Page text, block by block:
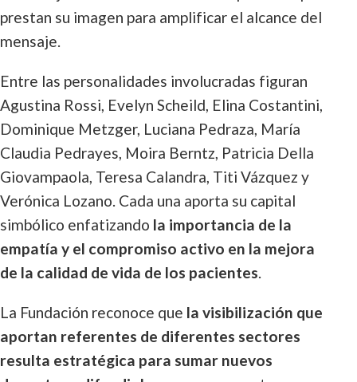
prestan su imagen para amplificar el alcance del
mensaje.
Entre las personalidades involucradas figuran
Agustina Rossi, Evelyn Scheild, Elina Costantini,
Dominique Metzger, Luciana Pedraza, María
Claudia Pedrayes, Moira Berntz, Patricia Della
Giovampaola, Teresa Calandra, Titi Vázquez y
Verónica Lozano. Cada una aporta su capital
simbólico enfatizando la importancia de la
empatía y el compromiso activo en la mejora
de la calidad de vida de los pacientes.
La Fundación reconoce que la visibilización que
aportan referentes de diferentes sectores
resulta estratégica para sumar nuevos